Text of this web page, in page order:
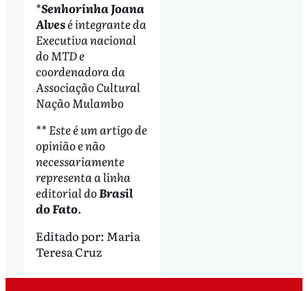
*Senhorinha Joana
Alvesé integrante da
Executiva nacional
do MTD e
coordenadora da
Associação Cultural
Nação Mulambo
** Este é um artigo de
opinião e não
necessariamente
representa a linha
editorial doBrasil
do Fato.
Editado por: Maria
Teresa Cruz